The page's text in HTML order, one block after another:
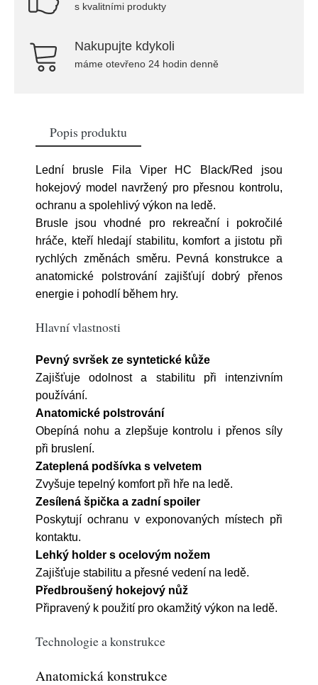
s kvalitními produkty
Nakupujte kdykoli
máme otevřeno 24 hodin denně
Popis produktu
Lední brusle Fila Viper HC Black/Red jsou
hokejový model navržený pro přesnou kontrolu,
ochranu a spolehlivý výkon na ledě.
Brusle jsou vhodné pro rekreační i pokročilé
hráče, kteří hledají stabilitu, komfort a jistotu při
rychlých změnách směru. Pevná konstrukce a
anatomické polstrování zajišťují dobrý přenos
energie i pohodlí během hry.
Hlavní vlastnosti
Pevný svršek ze syntetické kůže
Zajišťuje odolnost a stabilitu při intenzivním
používání.
Anatomické polstrování
Obepíná nohu a zlepšuje kontrolu i přenos síly
při bruslení.
Zateplená podšívka s velvetem
Zvyšuje tepelný komfort při hře na ledě.
Zesílená špička a zadní spoiler
Poskytují ochranu v exponovaných místech při
kontaktu.
Lehký holder s ocelovým nožem
Zajišťuje stabilitu a přesné vedení na ledě.
Předbroušený hokejový nůž
Připravený k použití pro okamžitý výkon na ledě.
Technologie a konstrukce
Anatomická konstrukce